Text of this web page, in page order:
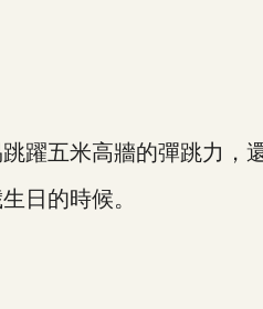
五米高牆的彈跳力，
日的時候。